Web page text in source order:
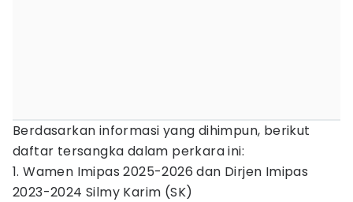
Berdasarkan informasi yang dihimpun, berikut
daftar tersangka dalam perkara ini:
1. Wamen Imipas 2025-2026 dan Dirjen Imipas
2023-2024 Silmy Karim (SK)